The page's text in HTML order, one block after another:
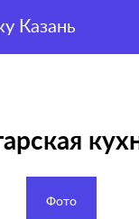
Казань
Фото